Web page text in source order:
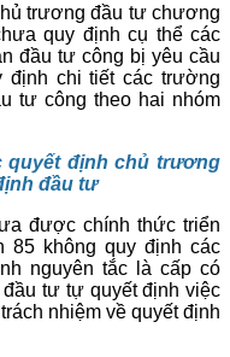
trương đầu tư chương
quy định cụ thể các
đầu tư công bị yêu cầu
định chi tiết các trường
tư công theo hai nhóm
quyết định chủ trương
đầu tư
được chính thức triển
85 không quy định các
nguyên tắc là cấp có
tư tự quyết định việc
nhiệm về quyết định